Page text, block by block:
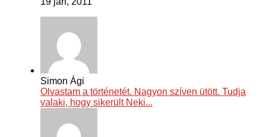
Simon Ági
Olvastam a történetét. Nagyon szíven ütött. Tudja
valaki, hogy sikerült Neki...